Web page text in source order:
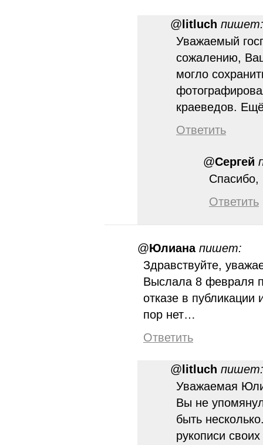
@ litluch пишет:
Уважаемый
сожалению,
могло
краеведов.
Ответить
@Сергей
Спасибо,
Ответить
@Юлиана пишет:
Здравствуйте,
Выслала 8 февраля
отказе в публикации
пор нет…
Ответить
@ litluch пишет:
Уважаемая
Вы не
быть
рукописи